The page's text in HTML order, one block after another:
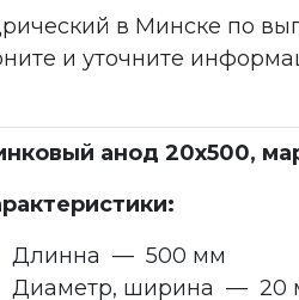
в Минске по
и уточните
анод 20x500,
Длинна — 500 мм
Диаметр, ширина — 20